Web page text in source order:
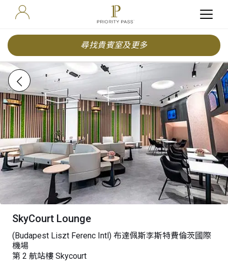
尋找貴賓室及更多
SkyCourt Lounge
(Budapest Liszt Ferenc Intl) 布達佩斯李斯特費倫茨國際
機場
第 2 航站樓 Skycourt